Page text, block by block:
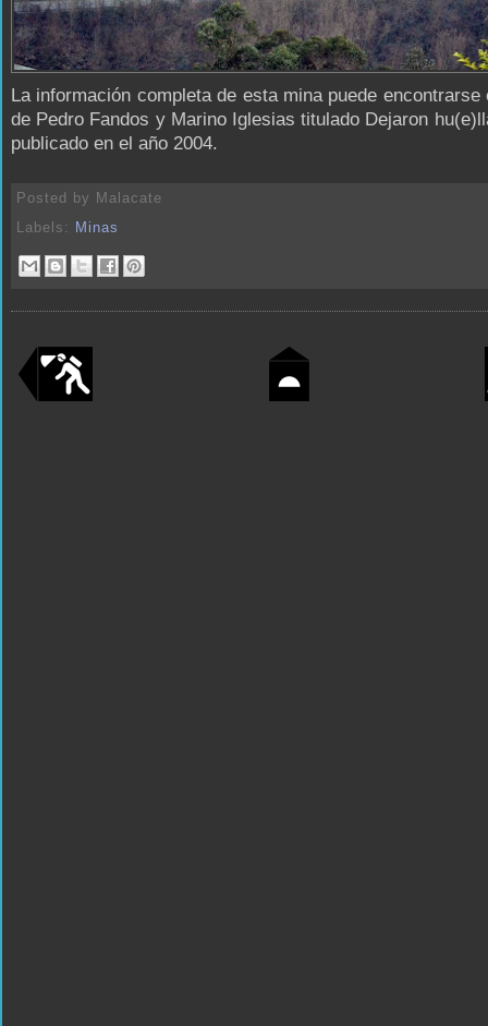
La información completa de esta mina puede encontrarse
de Pedro Fandos y Marino Iglesias titulado Dejaron
publicado en el año 2004.
Posted by Malacate
Labels:
Minas